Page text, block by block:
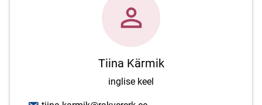
Tiina Kärmik
inglise keel